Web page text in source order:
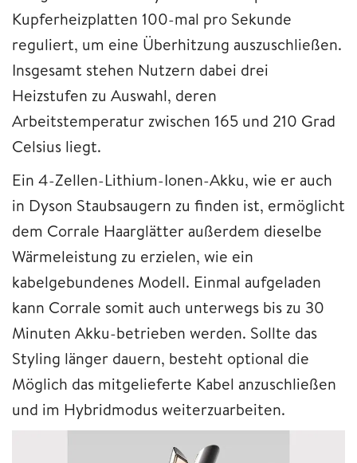
Kupferheizplatten 100-mal pro Sekunde
reguliert, um eine Überhitzung auszuschließen.
Insgesamt stehen Nutzern dabei drei
Heizstufen zu Auswahl, deren
Arbeitstemperatur zwischen 165 und 210 Grad
Celsius liegt.
Ein 4-Zellen-Lithium-Ionen-Akku, wie er auch
in Dyson Staubsaugern zu finden ist, ermöglicht
dem Corrale Haarglätter außerdem dieselbe
Wärmeleistung zu erzielen, wie ein
kabelgebundenes Modell. Einmal aufgeladen
kann Corrale somit auch unterwegs bis zu 30
Minuten Akku-betrieben werden. Sollte das
Styling länger dauern, besteht optional die
Möglich das mitgelieferte Kabel anzuschließen
und im Hybridmodus weiterzuarbeiten.